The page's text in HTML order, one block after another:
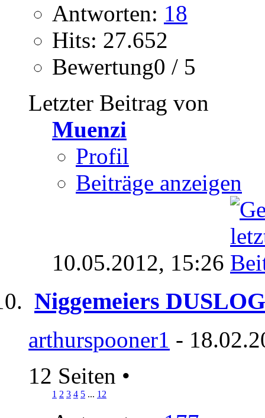
Antworten: 18
Hits: 27.652
Bewertung0 / 5
Letzter Beitrag von
Muenzi
Profil
Beiträge anzeigen
10.05.2012, 15:26
Niggemeiers DUSLOG
arthurspooner1 -
12 Seiten •
1 2 3 4 5 ... 12